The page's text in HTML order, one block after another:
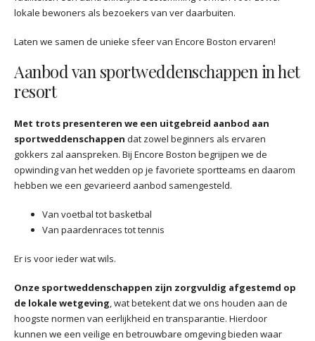
lokale bewoners als bezoekers van ver daarbuiten.
Laten we samen de unieke sfeer van Encore Boston ervaren!
Aanbod van sportweddenschappen in het
resort
Met trots presenteren we een uitgebreid aanbod aan
sportweddenschappen dat zowel beginners als ervaren
gokkers zal aanspreken. Bij Encore Boston begrijpen we de
opwinding van het wedden op je favoriete sportteams en daarom
hebben we een gevarieerd aanbod samengesteld.
Van voetbal tot basketbal
Van paardenraces tot tennis
Er is voor ieder wat wils.
Onze sportweddenschappen zijn zorgvuldig afgestemd op
de lokale wetgeving, wat betekent dat we ons houden aan de
hoogste normen van eerlijkheid en transparantie. Hierdoor
kunnen we een veilige en betrouwbare omgeving bieden waar